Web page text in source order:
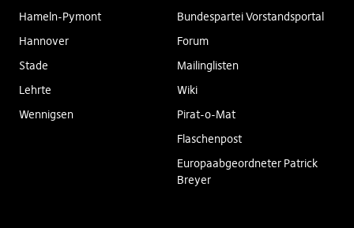
Hameln-Pymont
Hannover
Stade
Lehrte
Wennigsen
Bundespartei Vorstandsportal
Forum
Mailinglisten
Wiki
Pirat-o-Mat
Flaschenpost
Europaabgeordneter Patrick
Breyer